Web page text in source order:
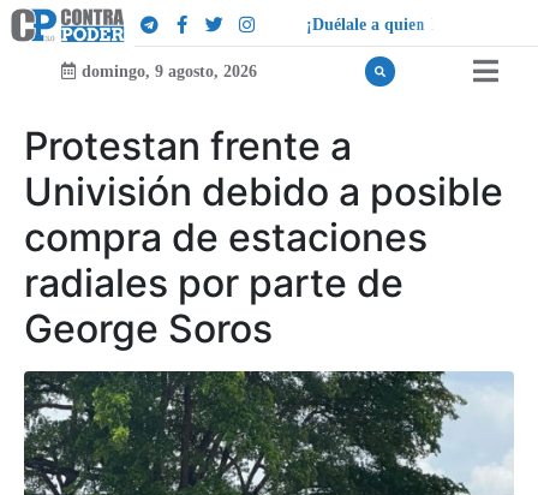
¡Duélale a quien l
domingo, 9 agosto, 2026
Protestan frente a
Univisión debido a posible
compra de estaciones
radiales por parte de
George Soros